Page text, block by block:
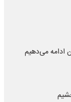
می‌دهیم